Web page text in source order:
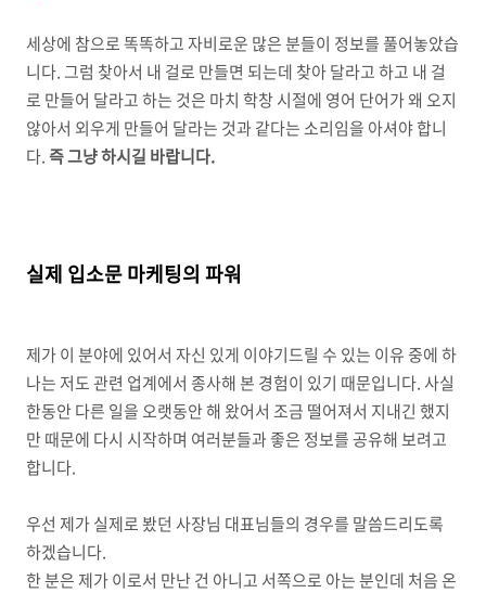
세상에 참으로 똑똑하고 자비로운 많은 분들이 정보를 풀어놓았습
니다. 그럼 찾아서 내 걸로 만들면 되는데 찾아 달라고 하고 내 걸
로 만들어 달라고 하는 것은 마치 학창 시절에 영어 단어가 왜 오지
않아서 외우게 만들어 달라는 것과 같다는 소리임을 아셔야 합니
다.즉 그냥 하시길 바랍니다.
실제 입소문 마케팅의 파워
제가 이 분야에 있어서 자신 있게 이야기드릴 수 있는 이유 중에 하
나는 저도 관련 업계에서 종사해 본 경험이 있기 때문입니다. 사실
한동안 다른 일을 오랫동안 해 왔어서 조금 떨어져서 지내긴 했지
만 때문에 다시 시작하며 여러분들과 좋은 정보를 공유해 보려고
합니다.
우선 제가 실제로 봤던 사장님 대표님들의 경우를 말씀드리도록
하겠습니다.
한 분은 제가 이로서 만난 건 아니고 서쪽으로 아는 분인데 처음 온